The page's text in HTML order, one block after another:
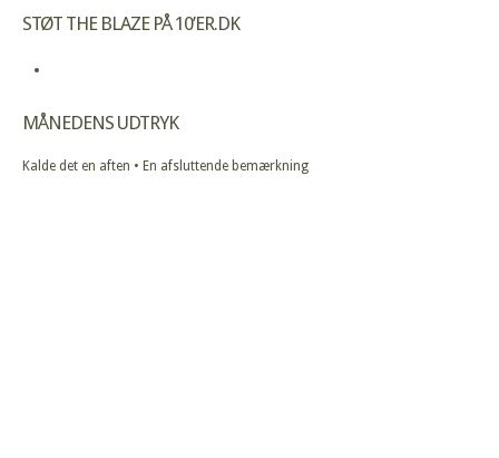
STØT THE BLAZE PÅ 10’ER.DK
MÅNEDENS UDTRYK
Kalde det en aften • En afsluttende bemærkning